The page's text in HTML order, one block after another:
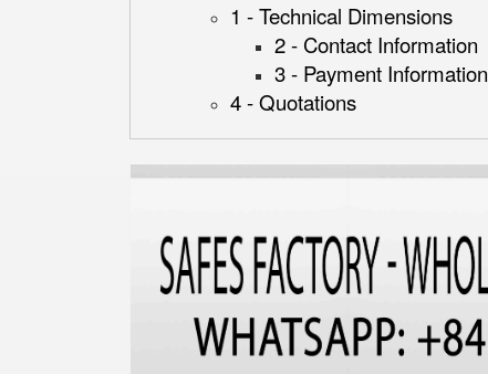
1 - Technical Dimensions
2 - Contact Information
3 - Payment Information
4 - Quotations